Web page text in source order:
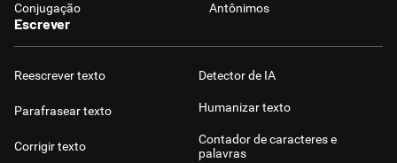
Conjugação Antônimos
Escrever
Reescrever texto
Parafrasear texto
Corrigir texto
Detector de IA
Humanizar texto
Contador de caracteres e
palavras